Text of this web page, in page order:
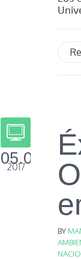
05.05
2017
BY